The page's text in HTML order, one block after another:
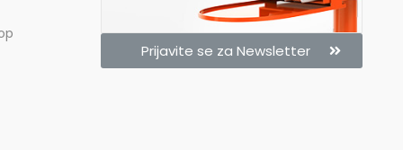
Prijavite se za Newsletter